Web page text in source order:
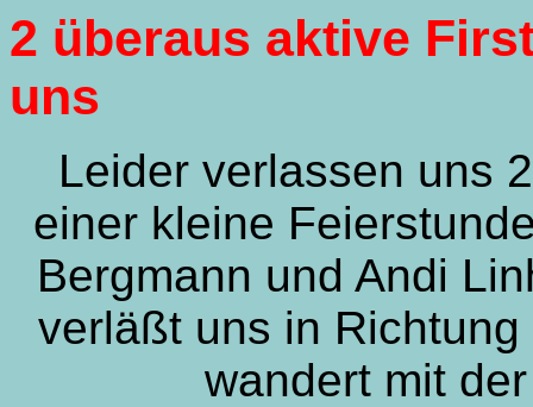
2 überaus aktive
uns
Leider verlassen uns
einer kleine
Bergmann und Andi
verläßt uns in
wandert mit